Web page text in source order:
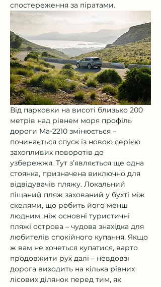
спостереження за піратами.
Від парковки на висоті близько 200
метрів над рівнем моря профіль
дороги Ma-2210 змінюється –
починається спуск із новою серією
захопливих поворотів до
узбережжя. Тут з’являється ще одна
стоянка, призначена виключно для
відвідувачів пляжу. Локальний
піщаний пляж захований у бухті між
скелями, що робить його менш
людним, ніж основні туристичні
пляжі острова – чудова знахідка для
любителів спокійного купання. Якщо
ж вам не хочеться купатися, варто
продовжити рух далі – невдовзі
дорога виходить на кілька рівних
лісових ділянок перед тим, як